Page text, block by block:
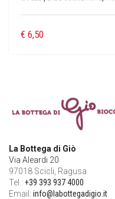
€ 6,50
La Bottega di Giò
Via Aleardi 20
97018 Scicli, Ragusa
Tel.: +39 393 937 4000
Email: info@labottegadigio.it